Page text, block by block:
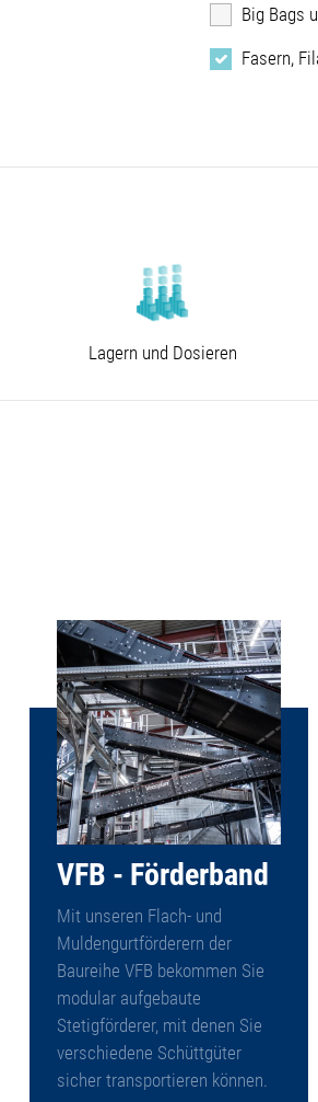
Big Bags
Fasern,
Lagern und Dosieren
VFB - Förderband
Mit unseren Flach- und
Muldengurtförderern der
Baureihe VFB bekommen Sie
modular aufgebaute
Stetigförderer, mit denen Sie
verschiedene Schüttgüter
sicher transportieren können.